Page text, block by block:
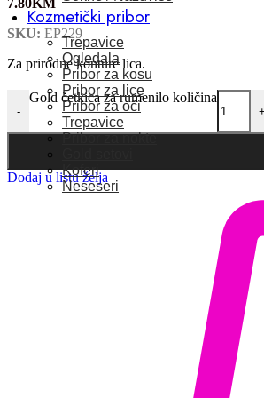
Kozmetički pribor
Trepavice
Ogledala
Pribor za kosu
Pribor za lice
Pribor za oči
Trepavice
Pribor za nokte
Koferi
Neseseri
7.80KM
SKU: EP229
Za prirodne konture lica.
-
Gold četkica za rumenilo količina
+
Dodaj u listu želja